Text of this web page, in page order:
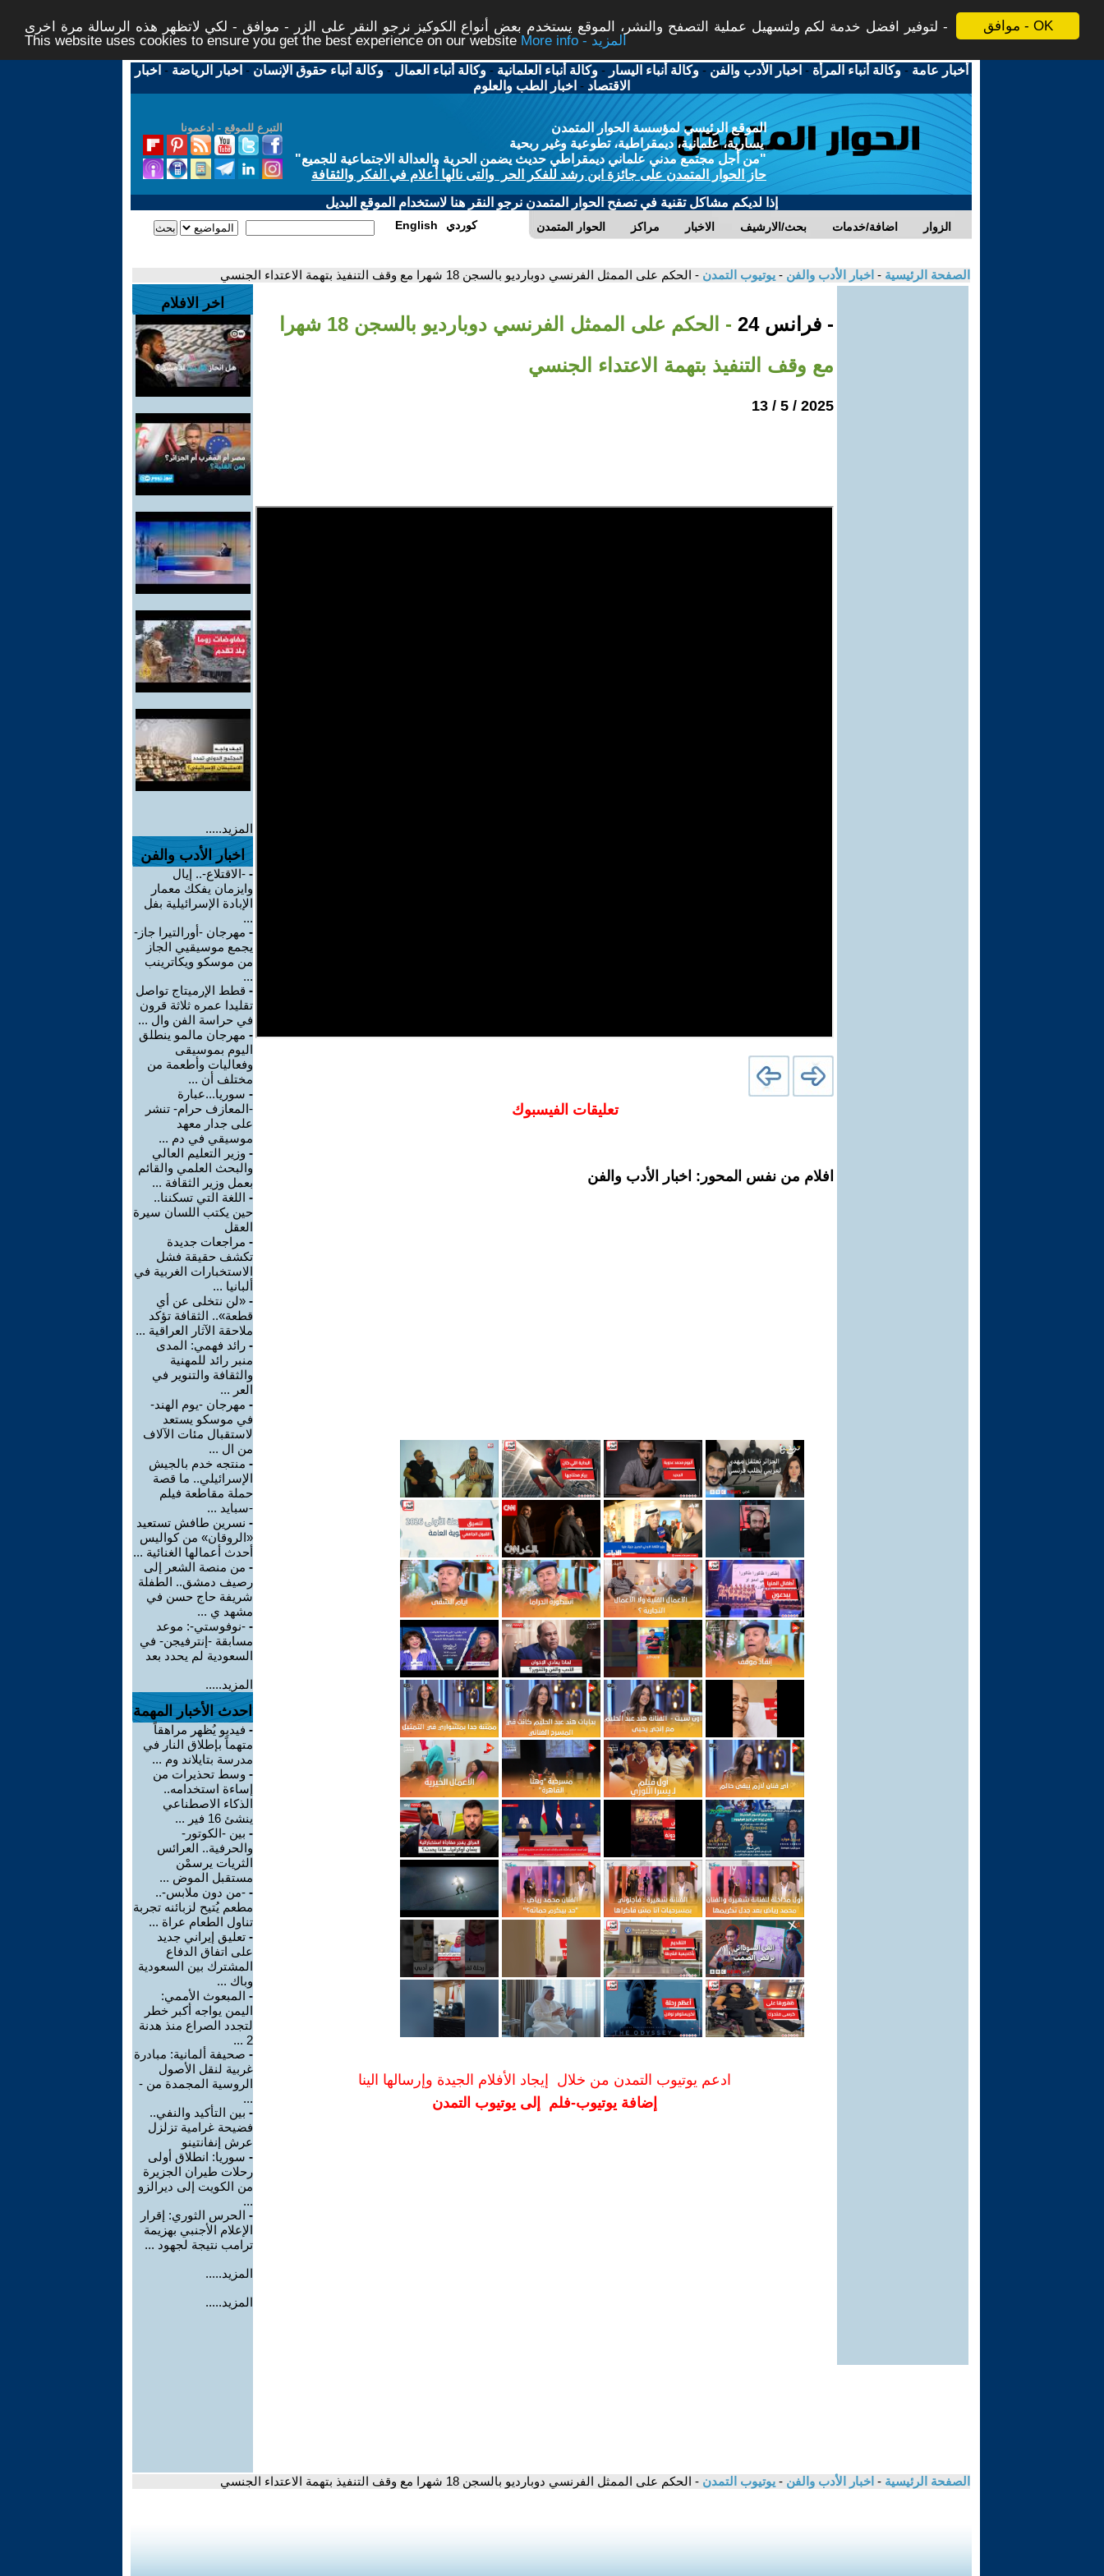
موافق - OK
لتوفير افضل خدمة لكم ولتسهيل عملية التصفح والنشر، الموقع يستخدم بعض أنواع الكوكيز نرجو النقر على الزر - موافق - لكي لاتظهر هذه الرسالة مرة اخرى -
This website uses cookies to ensure you get the best experience on our website
More info - المزيد
أخبار عامة -وكالة أنباء المرأة - اخبار الأدب والفن -وكالة أنباء اليسار -وكالة أنباء العلمانية -وكالة أنباء العمال -وكالة أنباء حقوق الإنسان - اخبار الرياضة - اخبار
الاقتصاد - اخبار الطب والعلوم
التبرع للموقع - ادعمونا
الموقع الرئيسي لمؤسسة الحوار المتمدن
يسارية، علمانية، ديمقراطية، تطوعية وغير ربحية
"من أجل مجتمع مدني علماني ديمقراطي حديث يضمن الحرية والعدالة الاجتماعية للجميع"
حاز الحوار المتمدن على جائزة ابن رشد للفكر الحر والتى نالها أعلام في الفكر والثقافة
إذا لديكم مشاكل تقنية في تصفح الحوار المتمدن نرجو النقر هنا لاستخدام الموقع البديل
الحوار المتمدن مراكز الاخبار بحث/الارشيف اضافة/خدمات الزوار English كوردي
الصفحة الرئيسية - اخبار الأدب والفن - يوتيوب التمدن - الحكم على الممثل الفرنسي دوبارديو بالسجن 18 شهرا مع وقف التنفيذ بتهمة الاعتداء الجنسي
- فرانس 24
- الحكم على الممثل الفرنسي دوبارديو بالسجن 18 شهرا
مع وقف التنفيذ بتهمة الاعتداء الجنسي
2025 / 5 / 13
تعليقات الفيسبوك
افلام من نفس المحور: اخبار الأدب والفن
ادعم يوتيوب التمدن من خلال إيجاد الأفلام الجيدة وإرسالها الينا
إضافة يوتيوب-فلم إلى يوتيوب التمدن
اخر الافلام
المزيد.....
اخبار الأدب والفن
- -الاقتلاع-.. إيال
وايزمان يفكك معمار
الإبادة الإسرائيلية بفل
...
- مهرجان -أورالتيرا جاز-
يجمع موسيقيي الجاز
من موسكو ويكاترينب
...
- قطط الإرميتاج تواصل
تقليدا عمره ثلاثة قرون
في حراسة الفن وال ...
- مهرجان مالمو ينطلق
اليوم بموسيقى
وفعاليات وأطعمة من
مختلف أن ...
- سوريا...عبارة
-المعازف حرام- تنشر
على جدار معهد
موسيقي في دم ...
- وزير التعليم العالي
والبحث العلمي والقائم
بعمل وزير الثقافة ...
- اللغة التي تسكننا..
حين يكتب اللسان سيرة
العقل
- مراجعات جديدة
تكشف حقيقة فشل
الاستخبارات الغربية في
ألبانيا ...
- «لن نتخلى عن أي
قطعة».. الثقافة تؤكد
ملاحقة الآثار العراقية ...
- رائد فهمي: المدى
منبر رائد للمهنية
والثقافة والتنوير في
العر ...
- مهرجان -يوم الهند-
في موسكو يستعد
لاستقبال مئات الآلاف
من ال ...
- منتجه خدم بالجيش
الإسرائيلي.. ما قصة
حملة مقاطعة فيلم
-سبايد ...
- نسرين طافش تستعيد
«الروقان» من كواليس
أحدث أعمالها الغنائية ...
- من منصة الشعر إلى
رصيف دمشق.. الطفلة
شريفة حاج حسن في
مشهد ي ...
- -نوفوستي-: موعد
مسابقة -إنترفيجن- في
السعودية لم يحدد بعد
المزيد.....
احدث الأخبار المهمة
- فيديو يُظهر مراهقاً
متهماً بإطلاق النار في
مدرسة بتايلاند وم ...
- وسط تحذيرات من
إساءة استخدامه..
الذكاء الاصطناعي
ينشئ 16 فير ...
- بين -الكوتور-
والحرفية.. العرائس
الثريات يرسمْن
مستقبل الموض ...
- -من دون ملابس-..
مطعم يُتيح لزبائنه تجربة
تناول الطعام عراة ...
- تعليق إيراني جديد
على اتفاق الدفاع
المشترك بين السعودية
وباك ...
- المبعوث الأممي:
اليمن يواجه أكبر خطر
لتجدد الصراع منذ هدنة
2 ...
- صحيفة ألمانية: مبادرة
غربية لنقل الأصول
الروسية المجمدة من -
...
- بين التأكيد والنفي..
فضيحة غرامية تزلزل
عرش إنفانتينو
- سوريا: انطلاق أولى
رحلات طيران الجزيرة
من الكويت إلى ديرالزو
...
- الحرس الثوري: إقرار
الإعلام الأجنبي بهزيمة
ترامب نتيجة لجهود ...
المزيد.....
المزيد.....
الصفحة الرئيسية - اخبار الأدب والفن - يوتيوب التمدن - الحكم على الممثل الفرنسي دوبارديو بالسجن 18 شهرا مع وقف التنفيذ بتهمة الاعتداء الجنسي